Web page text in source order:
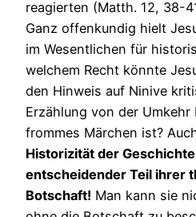
reagierten (Matth. 12, 38-
Ganz offenkundig hielt
im Wesentlichen für
welchem Recht könnte
den Hinweis auf Ninive
Erzählung von der Umkehr
frommes Märchen ist?
Historizität der
entscheidender Teil ihrer
Botschaft! Man kann sie